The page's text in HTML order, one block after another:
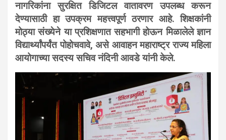
नागरिकांना सुरक्षित डिजिटल वातावरण उपलब्ध करून
देण्यासाठी हा उपक्रम महत्त्वपूर्ण ठरणार आहे. शिक्षकांनी
मोठ्या संख्येने या प्रशिक्षणात सहभागी होऊन मिळालेले ज्ञान
विद्यार्थ्यांपर्यंत पोहोचवावे, असे आवाहन महाराष्ट्र राज्य महिला
आयोगाच्या सदस्य सचिव नंदिनी आवडे यांनी केले.